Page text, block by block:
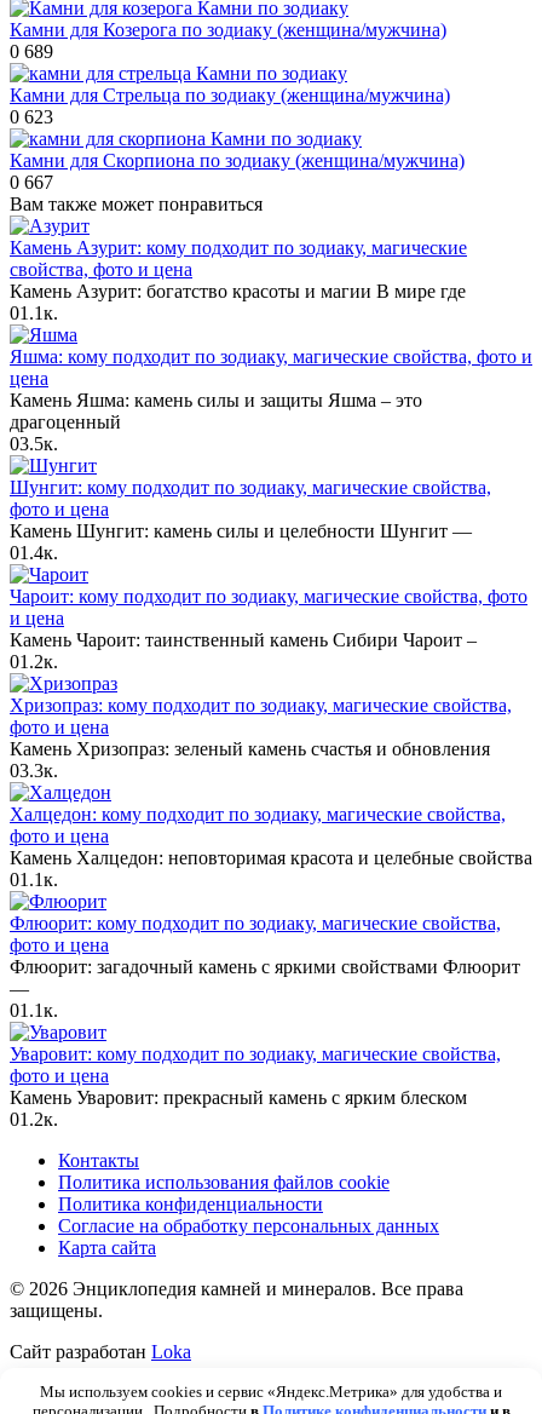
Камни по зодиаку
Камни для Козерога по зодиаку (женщина/мужчина)
0 689
Камни по зодиаку
Камни для Стрельца по зодиаку (женщина/мужчина)
0 623
Камни по зодиаку
Камни для Скорпиона по зодиаку (женщина/мужчина)
0 667
Вам также может понравиться
Камень Азурит: кому подходит по зодиаку, магические
свойства, фото и цена
Камень Азурит: богатство красоты и магии В мире где
01.1к.
Яшма: кому подходит по зодиаку, магические свойства, фото и
цена
Камень Яшма: камень силы и защиты Яшма – это
драгоценный
03.5к.
Шунгит: кому подходит по зодиаку, магические свойства,
фото и цена
Камень Шунгит: камень силы и целебности Шунгит —
01.4к.
Чароит: кому подходит по зодиаку, магические свойства, фото
и цена
Камень Чароит: таинственный камень Сибири Чароит –
01.2к.
Хризопраз: кому подходит по зодиаку, магические свойства,
фото и цена
Камень Хризопраз: зеленый камень счастья и обновления
03.3к.
Халцедон: кому подходит по зодиаку, магические свойства,
фото и цена
Камень Халцедон: неповторимая красота и целебные свойства
01.1к.
Флюорит: кому подходит по зодиаку, магические свойства,
фото и цена
Флюорит: загадочный камень с яркими свойствами Флюорит
—
01.1к.
Уваровит: кому подходит по зодиаку, магические свойства,
фото и цена
Камень Уваровит: прекрасный камень с ярким блеском
01.2к.
Контакты
Политика использования файлов cookie
Политика конфиденциальности
Согласие на обработку персональных данных
Карта сайта
© 2026 Энциклопедия камней и минералов. Все права
защищены.
Сайт разработан Loka
Мы используем cookies и сервис «Яндекс.Метрика» для удобства и